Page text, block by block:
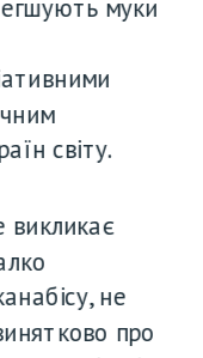
муки
світу.
викликає
не
про